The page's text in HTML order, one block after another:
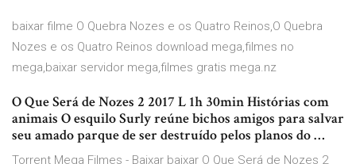
baixar filme O Quebra Nozes e os Quatro Reinos,O Quebra
Nozes e os Quatro Reinos download mega,filmes no
mega,baixar servidor mega,filmes gratis mega.nz
O Que Será de Nozes 2 2017 L 1h 30min Histórias com
animais O esquilo Surly reúne bichos amigos para salvar
seu amado parque de ser destruído pelos planos do …
Torrent Mega Filmes - Baixar baixar O Que Será de Nozes 2